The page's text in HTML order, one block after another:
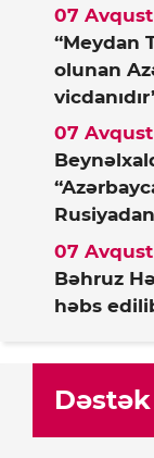
“Meydan
olunan
07
07
Bəhruz
həbs
07